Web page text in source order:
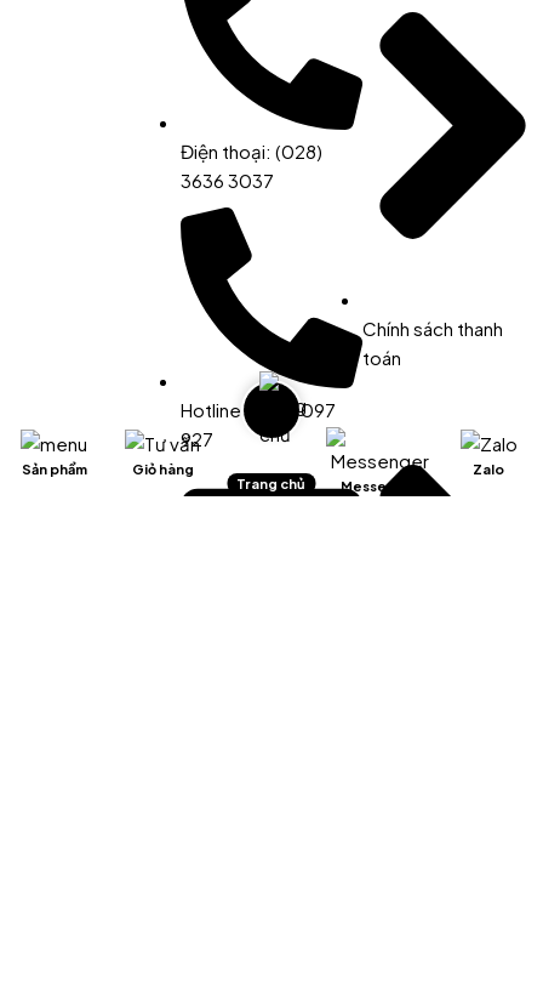
Điện thoại: (028)
3636 3037
Hotline: 0977 097
927
Chính sách thanh
toán
Sản phẩm
Giỏ hàng
Trang chủ
Messenger
Zalo